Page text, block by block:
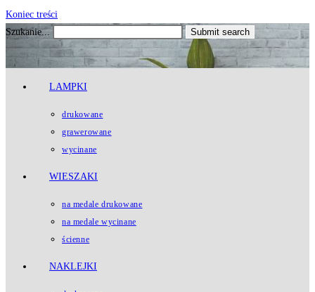
Koniec treści
Szukanie...
Submit search
LAMPKI
drukowane
grawerowane
wycinane
WIESZAKI
na medale drukowane
na medale wycinane
ścienne
NAKLEJKI